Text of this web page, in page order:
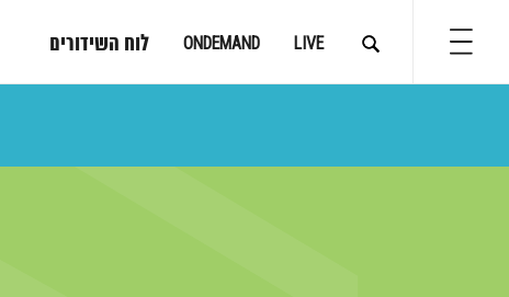
LIVE
ONDEMAND לוח השידורים